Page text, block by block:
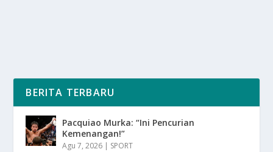
BERITA TERBARU
Pacquiao Murka: “Ini Pencurian
Kemenangan!”
Agu 7, 2026 | SPORT